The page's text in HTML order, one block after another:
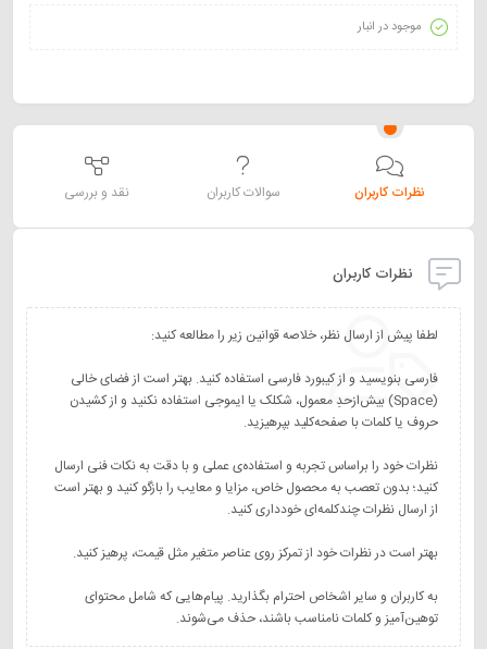
موجود در انبار
نظرات کاربران سوالات کاربران نقد و بررسی
نظرات کاربران
فارسی بنویسید و از کیبورد فارسی استفاده کنید. بهتر است از فضای خالی
(Space) بیش‌از‌حدِ معمول، شکلک یا ایموجی استفاده نکنید و از کشیدن
نظرات خود را براساس تجربه و استفاده‌ی عملی و با دقت به نکات فنی ارسال
کنید؛ بدون تعصب به محصول خاص، مزایا و معایب را بازگو کنید و بهتر است
به کاربران و سایر اشخاص احترام بگذارید. پیام‌هایی که شامل محتوای
توهین‌آمیز و کلمات نامناسب باشند، حذف می‌شوند.